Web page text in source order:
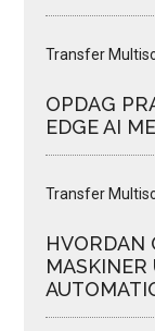
Transfer
OPDAG
EDGE AI
Transfer
HVORDAN
MASKINER